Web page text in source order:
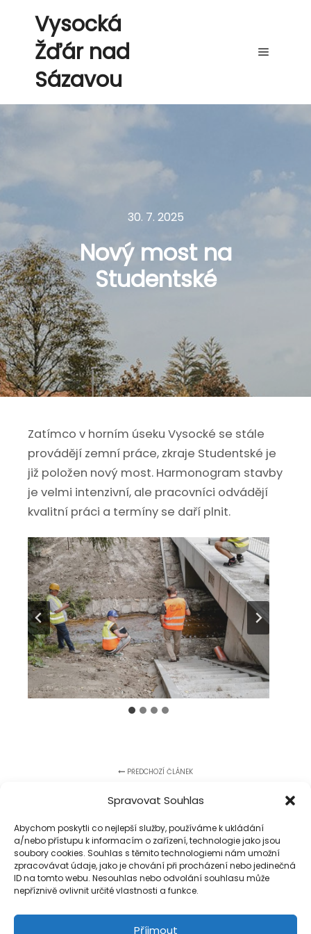
Spravovat Souhlas
Abychom poskytli co nejlepší služby, používáme k ukládání
a/nebo přístupu k informacím o zařízení, technologie jako jsou
soubory cookies. Souhlas s těmito technologiemi nám umožní
zpracovávat údaje, jako je chování při procházení nebo jedinečná
ID na tomto webu. Nesouhlas nebo odvolání souhlasu může
nepříznivě ovlivnit určité vlastnosti a funkce.
Příjmout
Vysocká
Žďár nad
Sázavou
30. 7. 2025
Nový most na
Studentské
Zatímco v horním úseku Vysocké se stále
provádějí zemní práce, zkraje Studentské je
již položen nový most. Harmonogram stavby
je velmi intenzivní, ale pracovníci odvádějí
kvalitní práci a termíny se daří plnit.
PŘEDCHOZÍ ČLÁNEK
DALŠÍ ČLÁNEK
INFORMACE O PRŮBĚHU STAVBY